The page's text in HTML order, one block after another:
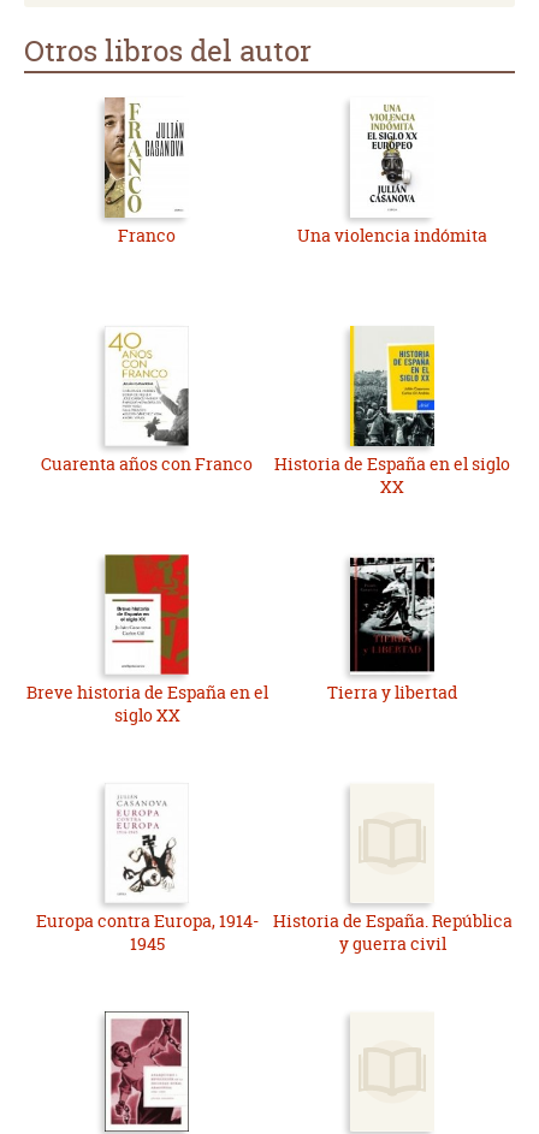
Otros libros del autor
Franco Una violencia indómita
Cuarenta años con Franco
Historia de España en el siglo
XX
Breve historia de España en el
siglo XX
Tierra y libertad
Europa contra Europa, 1914-
1945
Historia de España. República
y guerra civil